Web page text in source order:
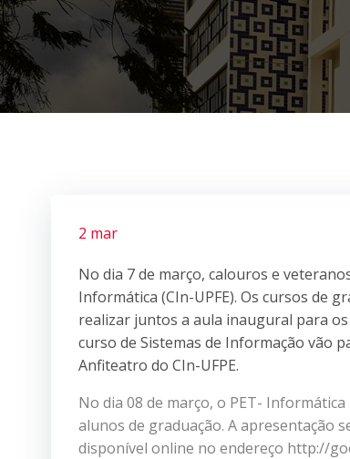
2 mar
No dia 7 de março, calouros e
Informática (CIn-UPFE). Os cursos de
realizar juntos a aula inaugural para
curso de Sistemas de Informação vão
Anfiteatro do CIn-UFPE.
No dia 08 de março, o PET-
alunos de graduação. A apresentação
disponível online no endereço http://